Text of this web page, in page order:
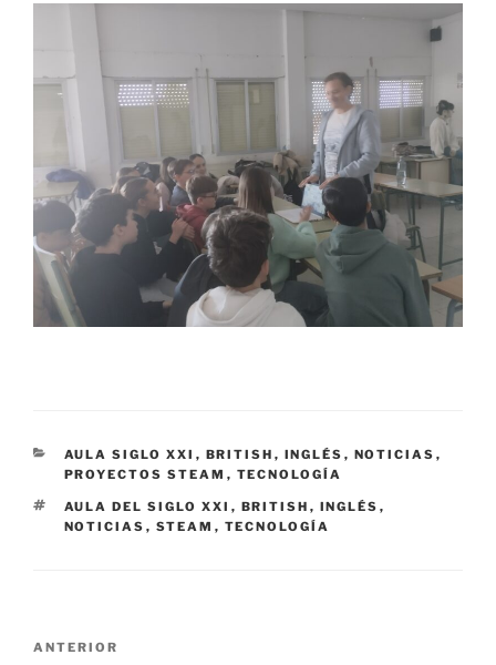
CATEGORÍAS
AULA SIGLO XXI , BRITISH , INGLÉS , NOTICIAS ,
PROYECTOS STEAM , TECNOLOGÍA
ETIQUETAS
AULA DEL SIGLO XXI , BRITISH , INGLÉS ,
NOTICIAS , STEAM , TECNOLOGÍA
Navegación
Entrada
ANTERIOR